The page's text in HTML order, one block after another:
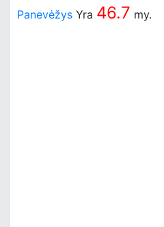
Panevėžys Yra 46.7 my.